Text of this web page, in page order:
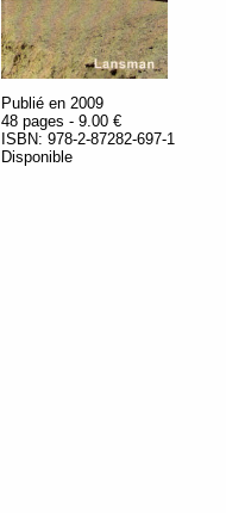
Publié en 2009
48 pages - 9.00 €
ISBN: 978-2-87282-697-1
Disponible